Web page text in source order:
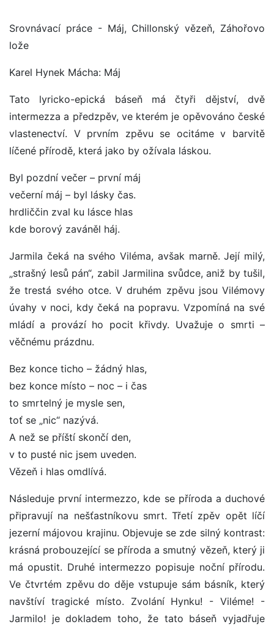
Srovnávací práce - Máj, Chillonský vězeň, Záhořovo
lože
Karel Hynek Mácha: Máj
Tato lyricko-epická báseň má čtyři dějství, dvě
intermezza a předzpěv, ve kterém je opěvováno české
vlastenectví. V prvním zpěvu se ocitáme v barvitě
líčené přírodě, která jako by ožívala láskou.
Byl pozdní večer – první máj
večerní máj – byl lásky čas.
hrdliččin zval ku lásce hlas
kde borový zaváněl háj.
Jarmila čeká na svého Viléma, avšak marně. Její milý,
„strašný lesů pán“, zabil Jarmilina svůdce, aniž by tušil,
že trestá svého otce. V druhém zpěvu jsou Vilémovy
úvahy v noci, kdy čeká na popravu. Vzpomíná na své
mládí a provází ho pocit křivdy. Uvažuje o smrti –
věčnému prázdnu.
Bez konce ticho – žádný hlas,
bez konce místo – noc – i čas
to smrtelný je mysle sen,
toť se „nic“ nazývá.
A než se příští skončí den,
v to pusté nic jsem uveden.
Vězeň i hlas omdlívá.
Následuje první intermezzo, kde se příroda a duchové
připravují na nešťastníkovu smrt. Třetí zpěv opět líčí
jezerní májovou krajinu. Objevuje se zde silný kontrast:
krásná probouzející se příroda a smutný vězeň, který ji
má opustit. Druhé intermezzo popisuje noční přírodu.
Ve čtvrtém zpěvu do děje vstupuje sám básník, který
navštíví tragické místo. Zvolání Hynku! - Viléme! -
Jarmilo! je dokladem toho, že tato báseň vyjadřuje